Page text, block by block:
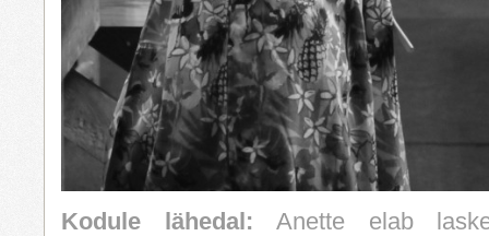
Kodule lähedal: Anette elab